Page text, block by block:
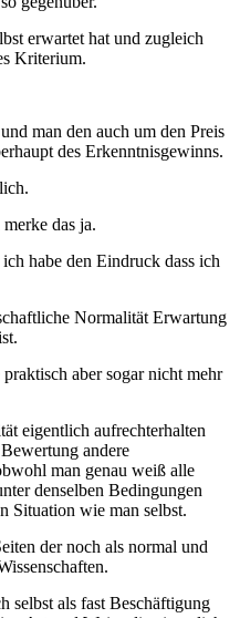
erwartet hat und zugleich
Kriterium.
man den auch um den Preis
des Erkenntnisgewinns.
das ja.
habe den Eindruck dass ich
Normalität Erwartung
aber sogar nicht mehr
eigentlich aufrechterhalten
andere
man genau weiß alle
denselben Bedingungen
Situation wie man selbst.
der noch als normal und
selbst als fast Beschäftigung